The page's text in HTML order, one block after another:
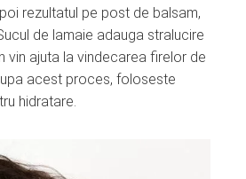
rezultatul pe post de balsam,
de lamaie adauga stralucire
vin ajuta la vindecarea firelor de
acest proces, foloseste
hidratare.